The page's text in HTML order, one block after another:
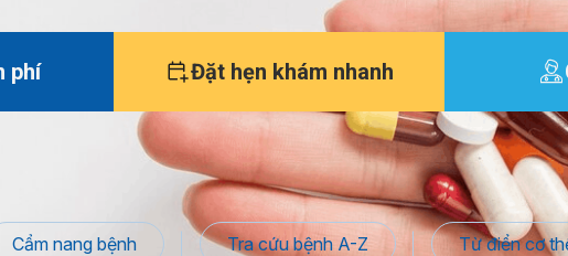
phí Đặt hẹn khám nhanh
Cẩm nang bệnh Tra cứu bệnh A-Z Từ điển cơ